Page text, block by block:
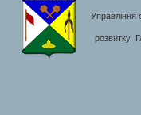
Управління
розвитку